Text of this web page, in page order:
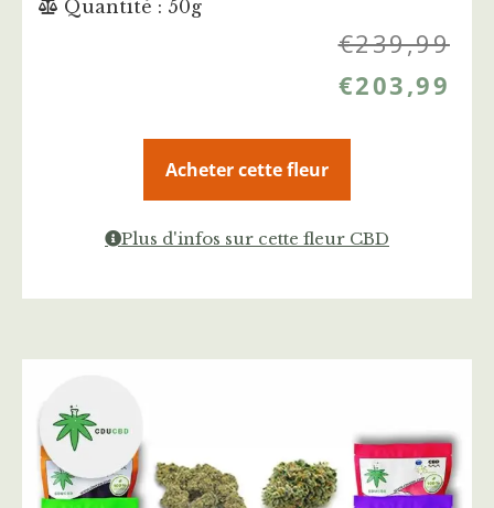
Quantité : 50g
€239,99
€203,99
Acheter cette fleur
Plus d'infos sur cette fleur CBD